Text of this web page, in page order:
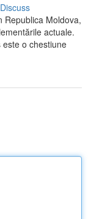
Discuss
Republica Moldova,
actuale.
o chestiune